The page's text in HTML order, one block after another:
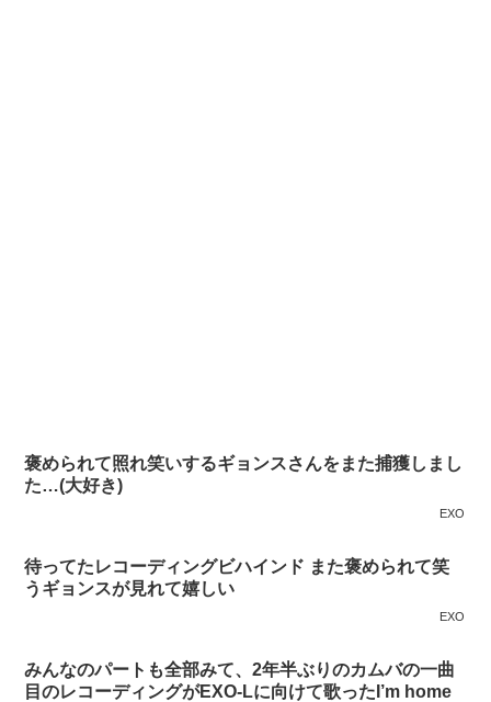
褒められて照れ笑いするギョンスさんをまた捕獲しまし
た…(大好き)
EXO
待ってたレコーディングビハインド また褒められて笑
うギョンスが見れて嬉しい
EXO
みんなのパートも全部みて、2年半ぶりのカムバの一曲
目のレコーディングがEXO-Lに向けて歌ったI’m home